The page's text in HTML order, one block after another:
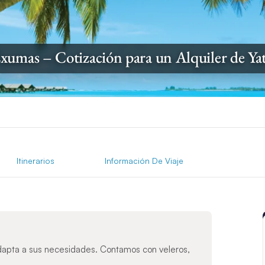
– Cotización para un Alquiler de
Itinerarios Información De Viaje
a sus necesidades. Contamos con veleros,